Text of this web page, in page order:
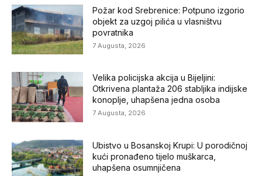
Požar kod Srebrenice: Potpuno izgorio
objekt za uzgoj pilića u vlasništvu
povratnika
7 Augusta, 2026
Velika policijska akcija u Bijeljini:
Otkrivena plantaža 206 stabljika indijske
konoplje, uhapšena jedna osoba
7 Augusta, 2026
Ubistvo u Bosanskoj Krupi: U porodičnoj
kući pronađeno tijelo muškarca,
uhapšena osumnjičena